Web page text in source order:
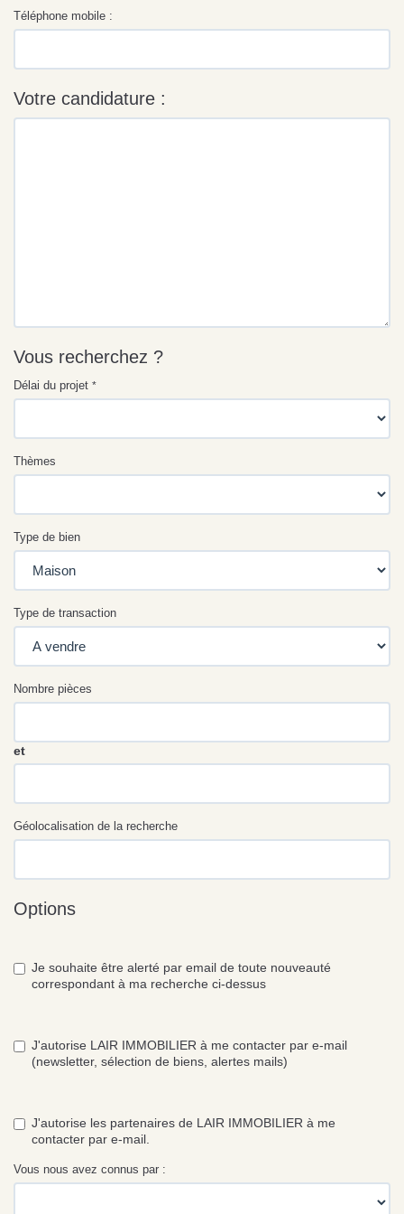
Téléphone mobile :
Votre candidature :
Vous recherchez ?
Délai du projet *
Thèmes
Type de bien
Type de transaction
Nombre pièces
et
Géolocalisation de la recherche
Options
Je souhaite être alerté par email de toute nouveauté
correspondant à ma recherche ci-dessus
J'autorise LAIR IMMOBILIER à me contacter par e-mail
(newsletter, sélection de biens, alertes mails)
J'autorise les partenaires de LAIR IMMOBILIER à me
contacter par e-mail.
Vous nous avez connus par :